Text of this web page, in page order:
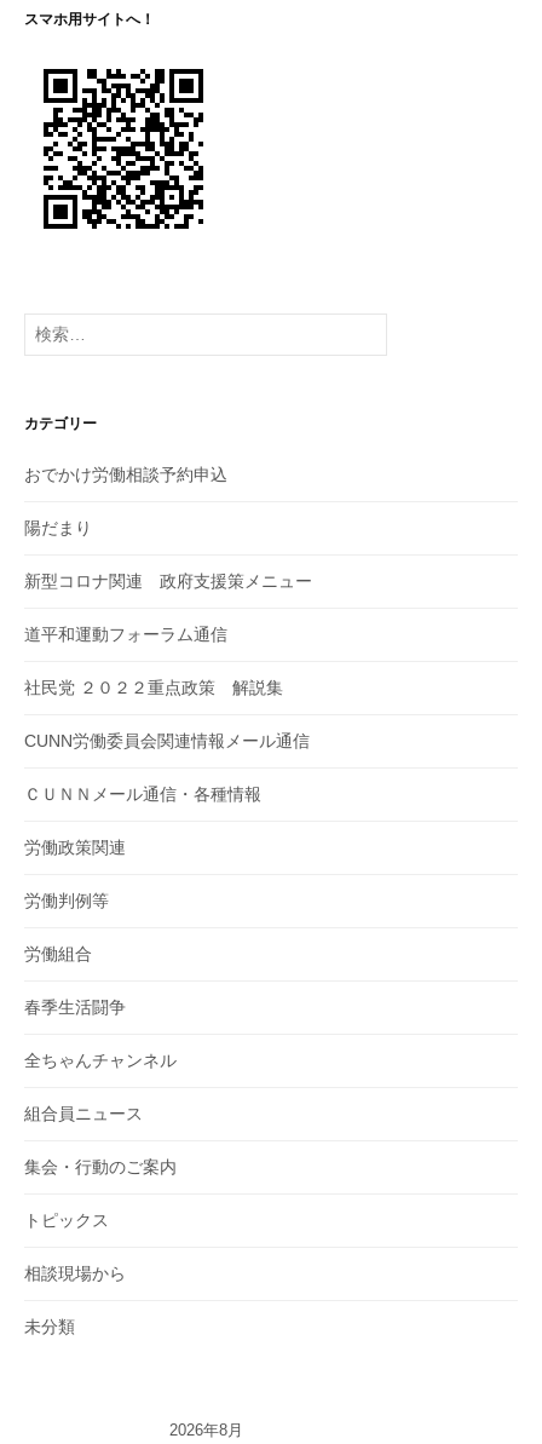
ー
ョ
ン
スマホ用サイトへ！
検
索:
カテゴリー
おでかけ労働相談予約申込
陽だまり
新型コロナ関連 政府支援策メニュー
道平和運動フォーラム通信
社民党 ２０２２重点政策 解説集
CUNN労働委員会関連情報メール通信
ＣＵＮＮメール通信・各種情報
労働政策関連
労働判例等
労働組合
春季生活闘争
全ちゃんチャンネル
組合員ニュース
集会・行動のご案内
トピックス
相談現場から
未分類
2026年8月